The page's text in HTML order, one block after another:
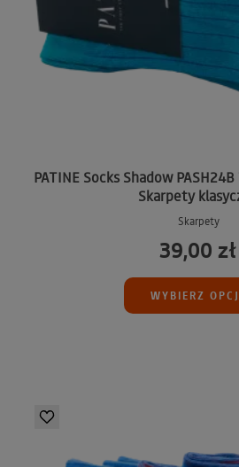
PATINE Socks Shadow
Skarpety
Skarpety
39,00 zł
WYBIERZ